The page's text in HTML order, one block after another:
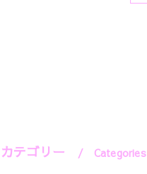
カテゴリー Categories